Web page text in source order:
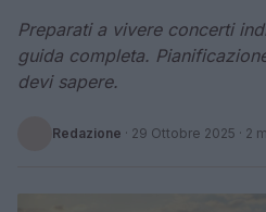
Preparati a vivere concerti
guida completa.
devi sapere.
Redazione · 29 Ottobre 2025 · 2